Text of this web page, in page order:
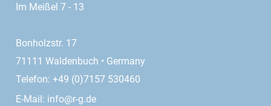
Im Meißel 7 - 13
Bonholzstr. 17
71111 Waldenbuch • Germany
Telefon: +49 (0)7157 530460
E-Mail: info@r-g.de